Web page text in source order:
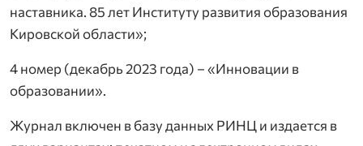
наставника. 85 лет Институту развития образования
Кировской области»;
4 номер (декабрь 2023 года) – «Инновации в
образовании».
Журнал включен в базу данных РИНЦ и издается в